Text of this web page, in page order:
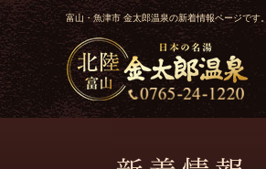
富山・魚津市 金太郎温泉の新着情報ページです。